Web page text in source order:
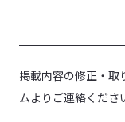
掲載内容の修正・取
ムよりご連絡くださ